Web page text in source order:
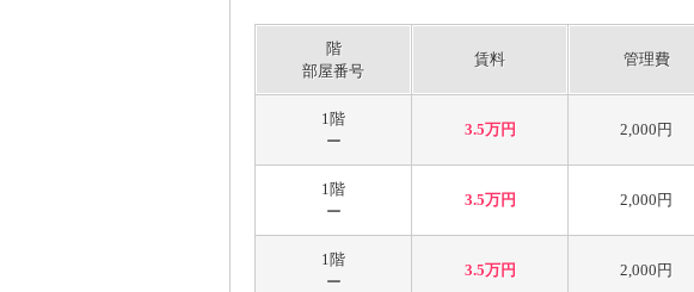
階
部屋番号
賃料 管理費
1階
ー
3.5万円 2,000円
1階
ー
3.5万円 2,000円
1階
ー
3.5万円 2,000円